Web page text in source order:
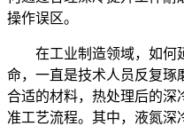
操作误区。
在工业制造领域，如何
命，一直是技术人员反复琢
合适的材料，热处理后的深
准工艺流程。其中，液氮深